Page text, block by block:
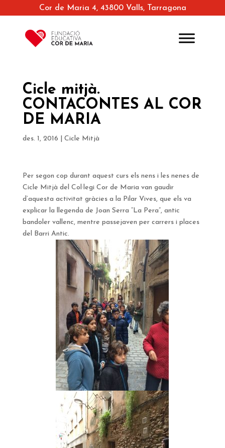
Cor de Maria 4, 43800 Valls, Tarragona
Cicle mitjà.
CONTACONTES AL COR
DE MARIA
des. 1, 2016 Cicle Mitjà
Per segon cop durant aquest curs els nens i les nenes de
Cicle Mitjà del Col·legi Cor de Maria van gaudir
d’aquesta activitat gràcies a la Pilar Vives, que els va
explicar la llegenda de Joan Serra “La Pera”, antic
bandoler vallenc, mentre passejaven per carrers i places
del Barri Antic.